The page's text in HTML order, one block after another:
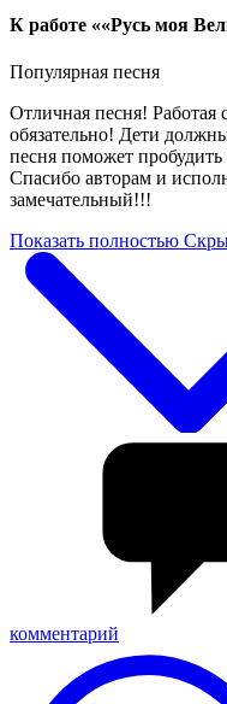
К работе ««Русь моя
Популярная песня
Отличная песня! Работая
обязательно! Дети
песня поможет
Спасибо авторам и
замечательный!!!
Показать полностью
комментарий